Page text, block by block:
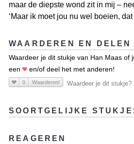
maar de diepste wond zit in mij –
‘Maar ik moet jou nu wel boeien, dat
WAARDEREN EN DELEN
Waardeer je dit stukje van Han Maas of
een
en/of deel het met anderen!
0 Waarderen! Waardeer je dit stukje?
SOORTGELIJKE
REAGEREN